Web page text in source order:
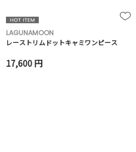
LAGUNAMOON
レーストリムドットキャミワンピース
17,600 円